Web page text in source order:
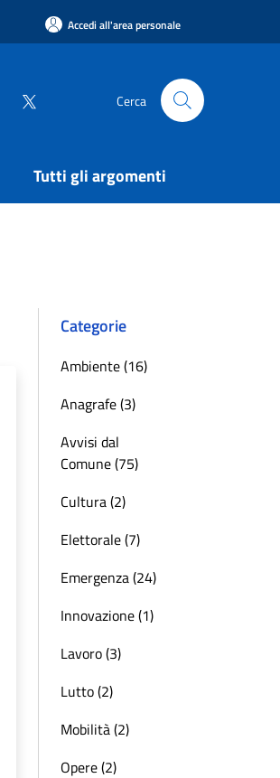
Accedi all'area personale
Cerca
Tutti gli argomenti
Categorie
Ambiente (16)
Anagrafe (3)
Avvisi dal
Comune (75)
Cultura (2)
Elettorale (7)
Emergenza (24)
Innovazione (1)
Lavoro (3)
Lutto (2)
Mobilità (2)
Opere (2)